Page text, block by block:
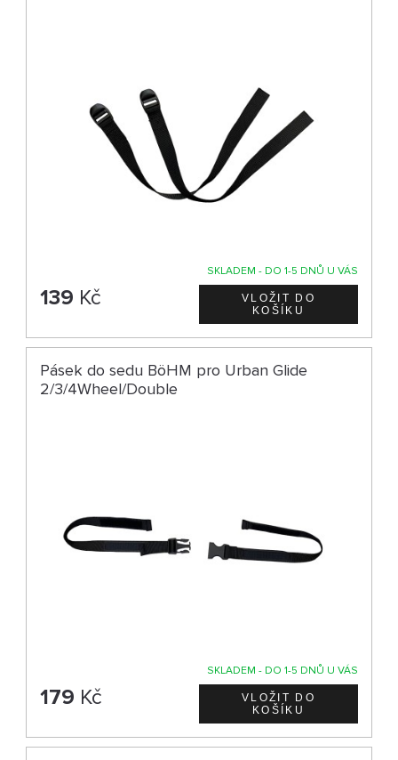
SKLADEM - DO 1-5 DNŮ U VÁS
139 Kč
Pásek do sedu BöHM pro Urban Glide
2/3/4Wheel/Double
SKLADEM - DO 1-5 DNŮ U VÁS
179 Kč